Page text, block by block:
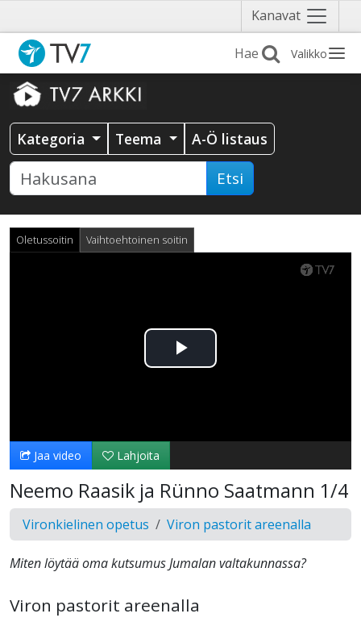
Kanavat Näytä
valikko
Valikko
Kategoria Teema A-Ö listaus
Etsi
Oletussoitin Vaihtoehtoinen soitin
Toista
Jaa video Lahjoita
Neemo Raasik ja Rünno Saatmann 1/4
Vironkielinen opetus Viron pastorit areenalla
Miten löytää oma kutsumus Jumalan valtakunnassa?
Viron pastorit areenalla